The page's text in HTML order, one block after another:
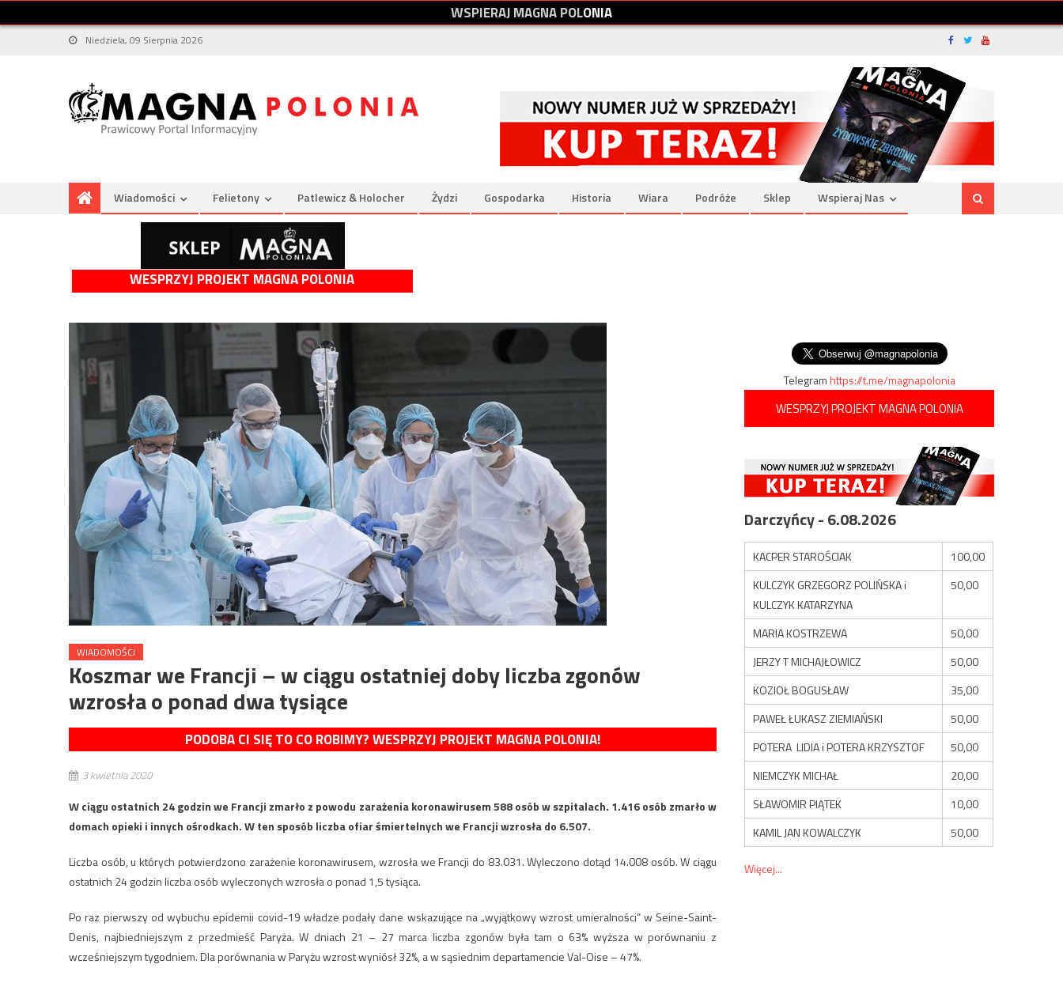
WSPIERAJMAGNAPOLONIA
Niedziela, 09 Sierpnia 2026
Wiadomości Felietony Patlewicz & Holocher Żydzi Gospodarka Historia Wiara Podróże Sklep Wspieraj Nas
WESPRZYJ PROJEKT MAGNA POLONIA
WIADOMOŚCI
Koszmar we Francji – w ciągu ostatniej doby liczba zgonów
wzrosła o ponad dwa tysiące
PODOBA CI SIĘ TO CO ROBIMY? WESPRZYJ PROJEKT MAGNA POLONIA!
3 kwietnia 2020
W ciągu ostatnich 24 godzin we Francji zmarło z powodu zarażenia koronawirusem 588 osób w szpitalach. 1.416 osób zmarło w
domach opieki i innych ośrodkach. W ten sposób liczba ofiar śmiertelnych we Francji wzrosła do 6.507.
Liczba osób, u których potwierdzono zarażenie koronawirusem, wzrosła we Francji do 83.031. Wyleczono dotąd 14.008 osób. W ciągu
ostatnich 24 godzin liczba osób wyleczonych wzrosła o ponad 1,5 tysiąca.
Po raz pierwszy od wybuchu epidemii covid-19 władze podały dane wskazujące na „wyjątkowy wzrost umieralności” w Seine-Saint-
Denis, najbiedniejszym z przedmieść Paryża. W dniach 21 – 27 marca liczba zgonów była tam o 63% wyższa w porównaniu z
wcześniejszym tygodniem. Dla porównania w Paryżu wzrost wyniósł 32%, a w sąsiednim departamencie Val-Oise – 47%.
Telegramhttps://t.me/magnapolonia
WESPRZYJ PROJEKT MAGNA POLONIA
Darczyńcy - 6.08.2026
KACPER STAROŚCIAK
100,00
KULCZYK GRZEGORZ POLIŃSKA i
KULCZYK KATARZYNA
50,00
MARIA KOSTRZEWA
50,00
JERZY T MICHAJŁOWICZ
50,00
KOZIOŁ BOGUSŁAW
35,00
PAWEŁ ŁUKASZ ZIEMIAŃSKI
50,00
POTERA LIDIA i POTERA KRZYSZTOF
50,00
NIEMCZYK MICHAŁ
20,00
SŁAWOMIR PIĄTEK
10,00
KAMIL JAN KOWALCZYK
50,00
Więcej...